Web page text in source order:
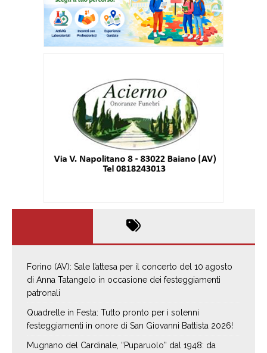
Forino (AV): Sale l’attesa per il concerto del 10 agosto
di Anna Tatangelo in occasione dei festeggiamenti
patronali
Quadrelle in Festa: Tutto pronto per i solenni
festeggiamenti in onore di San Giovanni Battista 2026!
Mugnano del Cardinale, “Puparuolo” dal 1948: da